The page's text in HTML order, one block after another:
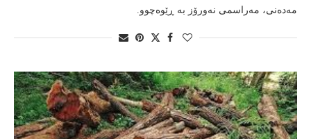
مه‌ده‌نی،‌ مه‌راسمی نه‌ورۆز به‌ ڕێوه‌چوو.